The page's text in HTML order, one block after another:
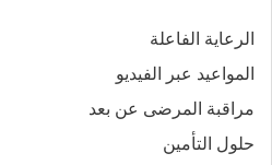
الرعاية الفاعلة
المواعيد عبر الفيديو
مراقبة المرضى عن بعد
حلول التأمين